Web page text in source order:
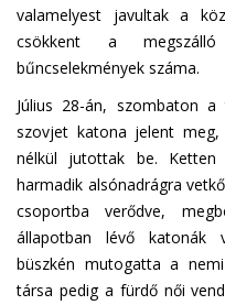
valamelyest javultak a
csökkent a
bűncselekmények száma.
Július 28-án, szombaton a
szovjet katona jelent
nélkül jutottak be. Ketten
harmadik alsónadrágra
csoportba verődve,
állapotban lévő katonák
büszkén mutogatta a
társa pedig a fürdő női